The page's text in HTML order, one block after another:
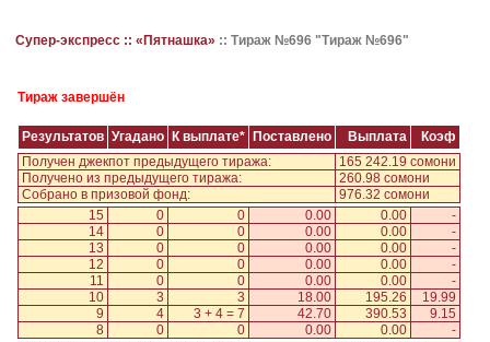
Супер-экспресс :: «Пятнашка» :: Тираж №696 "Тираж №696"
Тираж завершён
Результатов Угадано К выплате* Поставлено Выплата
Коэф
Получен джекпот предыдущего тиража:
165 242.19 сомони
Получено из предыдущего тиража:
260.98 сомони
Собрано в призовой фонд:
976.32 сомони
15
0 0 0.00 0.00
-
14
0 0 0.00 0.00
-
13
0 0 0.00 0.00
-
12
0 0 0.00 0.00
-
11
0 0 0.00 0.00
-
10
3 3 18.00 195.26
19.99
9
4 3 + 4 = 7 42.70 390.53
9.15
8
0 0 0.00 0.00
-